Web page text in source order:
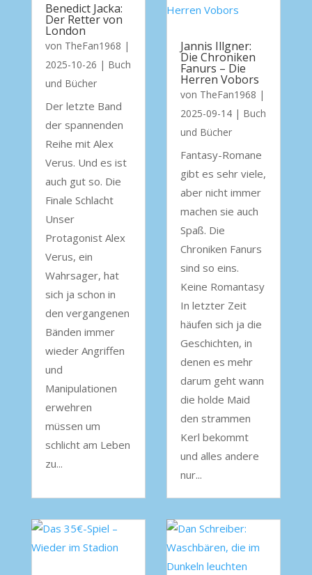
Benedict Jacka:
Der Retter von
London
von TheFan1968 |
2025-10-26 | Buch
und Bücher
Der letzte Band
der spannenden
Reihe mit Alex
Verus. Und es ist
auch gut so. Die
Finale Schlacht
Unser
Protagonist Alex
Verus, ein
Wahrsager, hat
sich ja schon in
den vergangenen
Bänden immer
wieder Angriffen
und
Manipulationen
erwehren
müssen um
schlicht am Leben
zu...
Jannis Illgner:
Die Chroniken
Fanurs – Die
Herren Vobors
von TheFan1968 |
2025-09-14| Buch
und Bücher
Fantasy-Romane
gibt es sehr viele,
aber nicht immer
machen sie auch
Spaß. Die
Chroniken Fanurs
sind so eins.
Keine Romantasy
In letzter Zeit
häufen sich ja die
Geschichten, in
denen es mehr
darum geht wann
die holde Maid
den strammen
Kerl bekommt
und alles andere
nur...